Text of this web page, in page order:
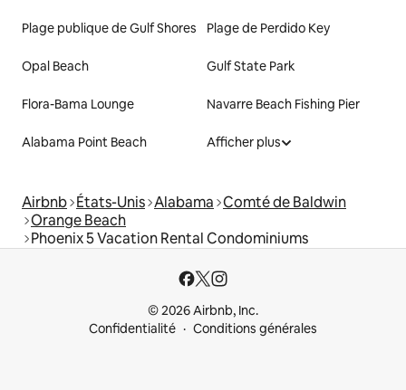
Plage publique de Gulf Shores Plage de Perdido Key
Opal Beach Gulf State Park
Flora-Bama Lounge Navarre Beach Fishing Pier
Alabama Point Beach Afficher plus
Airbnb États-Unis Alabama Comté de Baldwin
Orange Beach
Phoenix 5 Vacation Rental Condominiums
© 2026 Airbnb, Inc.
Confidentialité
Conditions générales